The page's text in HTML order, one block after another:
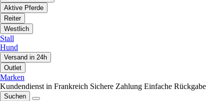
Aktive Pferde
Reiter
Westlich
Stall
Hund
Versand in 24h
Outlet
Marken
Kundendienst in Frankreich Sichere Zahlung Einfache Rückgabe
Suchen